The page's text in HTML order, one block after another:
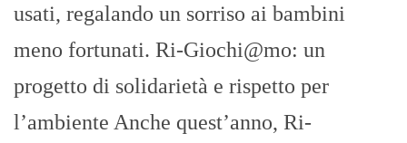
usati, regalando un sorriso ai bambini
meno fortunati. Ri-Giochi@mo: un
progetto di solidarietà e rispetto per
l’ambiente Anche quest’anno, Ri-